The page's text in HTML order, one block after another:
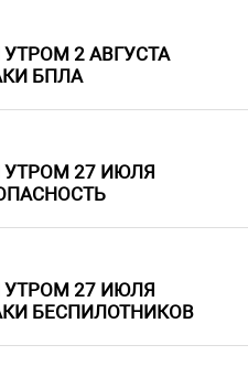
2 АВГУСТА
БПЛА
27 ИЮЛЯ
27 ИЮЛЯ
БЕСПИЛОТНИКОВ